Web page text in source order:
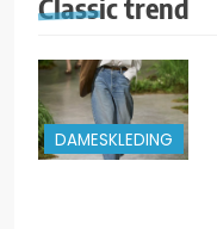
Classic trend
DAMESKLEDING